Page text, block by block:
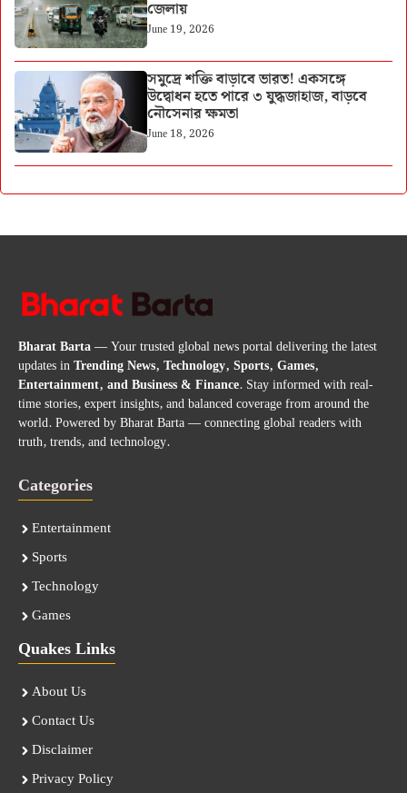
জেলায়
June 19, 2026
সমুদ্রে শক্তি বাড়াবে ভারত! একসঙ্গে
উদ্বোধন হতে পারে ৩ যুদ্ধজাহাজ, বাড়বে
নৌসেনার ক্ষমতা
June 18, 2026
Bharat Barta— Your trusted global news portal delivering the latest
updates inTrending News, Technology, Sports, Games,
Entertainment, and Business & Finance. Stay informed with real-
time stories, expert insights, and balanced coverage from around the
world. Powered by Bharat Barta — connecting global readers with
truth, trends, and technology.
Categories
Entertainment
Sports
Technology
Games
Quakes Links
About Us
Contact Us
Disclaimer
Privacy Policy